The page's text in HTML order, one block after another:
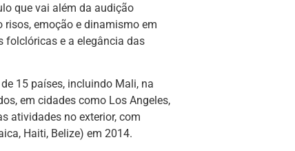
que vai além da audição
emoção e dinamismo em
folclóricas e a elegância das
15 países, incluindo Mali, na
em cidades como Los Angeles,
atividades no exterior, com
Haiti, Belize) em 2014.